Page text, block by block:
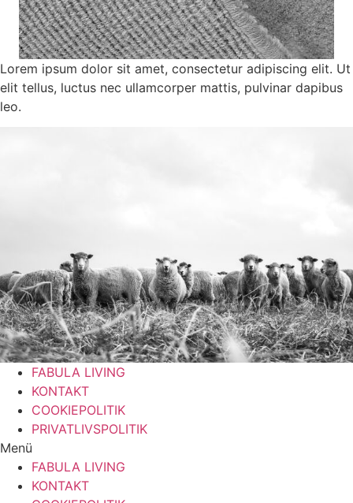
Lorem ipsum dolor sit amet, consectetur adipiscing elit. Ut
elit tellus, luctus nec ullamcorper mattis, pulvinar dapibus
leo.
FABULA LIVING
KONTAKT
COOKIEPOLITIK
PRIVATLIVSPOLITIK
Menü
FABULA LIVING
KONTAKT